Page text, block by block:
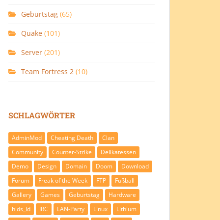
Geburtstag (65)
Quake (101)
Server (201)
Team Fortress 2 (10)
SCHLAGWÖRTER
AdminMod Cheating Death
Clan
Community
Counter-Strike
Delikatessen
Demo
Design Domain Doom
Download
Forum
Freak of the Week FTP
Fußball
Gallery
Games Geburtstag
Hardware
hlds_ld
IRC LAN-Party Linux
Lithium